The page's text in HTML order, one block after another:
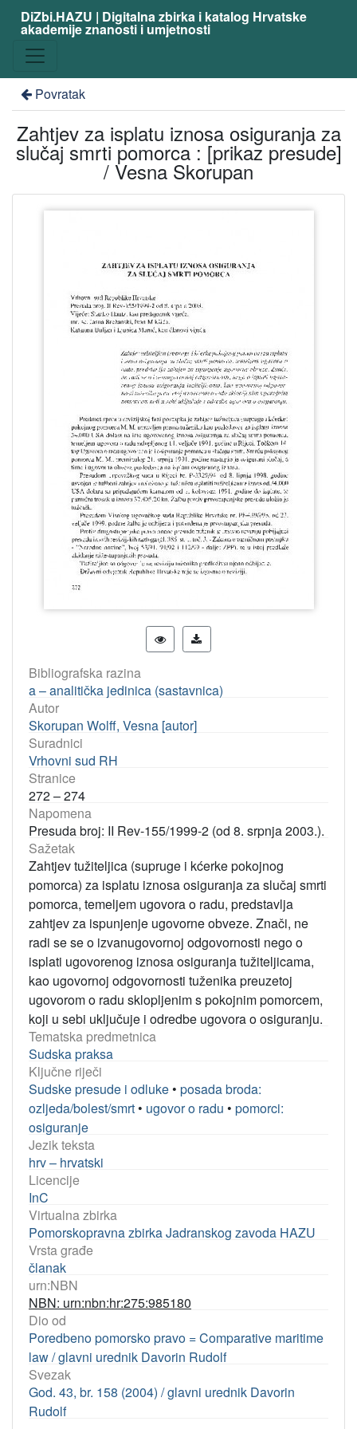
DiZbi.HAZU | Digitalna zbirka i katalog Hrvatske
akademije znanosti i umjetnosti
Povratak
Zahtjev za isplatu iznosa osiguranja za
slučaj smrti pomorca : [prikaz presude]
/ Vesna Skorupan
Bibliografska razina
a – analitička jedinica (sastavnica)
Autor
Skorupan Wolff, Vesna [autor]
Suradnici
Vrhovni sud RH
Stranice
272 – 274
Napomena
Presuda broj: II Rev-155/1999-2 (od 8. srpnja 2003.).
Sažetak
Zahtjev tužiteljica (supruge i kćerke pokojnog
pomorca) za isplatu iznosa osiguranja za slučaj smrti
pomorca, temeljem ugovora o radu, predstavlja
zahtjev za ispunjenje ugovorne obveze. Znači, ne
radi se se o izvanugovornoj odgovornosti nego o
isplati ugovorenog iznosa osiguranja tužiteljicama,
kao ugovornoj odgovornosti tuženika preuzetoj
ugovorom o radu sklopljenim s pokojnim pomorcem,
koji u sebi uključuje i odredbe ugovora o osiguranju.
Tematska predmetnica
Sudska praksa
Ključne riječi
Sudske presude i odluke • posada broda:
ozljeda/bolest/smrt • ugovor o radu • pomorci:
osiguranje
Jezik teksta
hrv – hrvatski
Licencije
InC
Virtualna zbirka
Pomorskopravna zbirka Jadranskog zavoda HAZU
Vrsta građe
članak
urn:NBN
NBN: urn:nbn:hr:275:985180
Dio od
Poredbeno pomorsko pravo = Comparative maritime
law / glavni urednik Davorin Rudolf
Svezak
God. 43, br. 158 (2004) / glavni urednik Davorin
Rudolf